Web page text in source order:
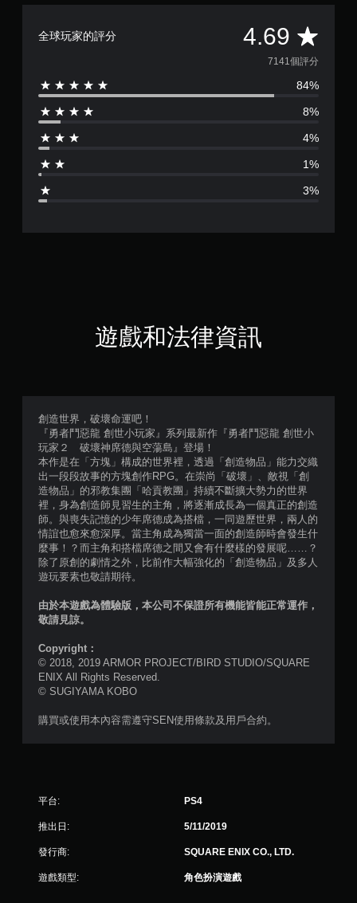
全球玩家的評分 4.69 平
均
評
分
4
6
5
顆
星
）
，
共
1
則
7141個評分
84%
8%
4%
1%
3%
遊戲和法律資訊
創造世界，破壞命運吧！
『勇者鬥惡龍 創世小玩家』系列最新作『勇者鬥惡龍 創世小
玩家２ 破壞神席德與空蕩島』登場！
本作是在「方塊」構成的世界裡，透過「創造物品」能力交織
出一段段故事的方塊創作RPG。在崇尚「破壞」、敵視「創
造物品」的邪教集團「哈貢教團」持續不斷擴大勢力的世界
裡，身為創造師見習生的主角，將逐漸成長為一個真正的創造
師。與喪失記憶的少年席德成為搭檔，一同遊歷世界，兩人的
情誼也愈來愈深厚。當主角成為獨當一面的創造師時會發生什
麼事！？而主角和搭檔席德之間又會有什麼樣的發展呢……？
除了原創的劇情之外，比前作大幅強化的「創造物品」及多人
遊玩要素也敬請期待。
由於本遊戲為體驗版，本公司不保證所有機能皆能正常運作，
敬請見諒。
Copyright：
© 2018, 2019 ARMOR PROJECT/BIRD STUDIO/SQUARE
ENIX All Rights Reserved.
© SUGIYAMA KOBO
購買或使用本內容需遵守SEN使用條款及用戶合約。
平台: PS4
推出日: 5/11/2019
發行商: SQUARE ENIX CO., LTD.
遊戲類型: 角色扮演遊戲